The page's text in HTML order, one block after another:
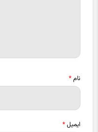
ایمیل*